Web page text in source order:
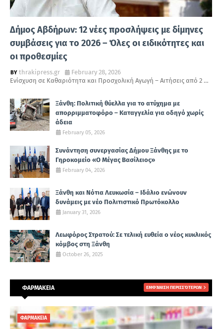
Δήμος Αβδήρων: 12 νέες προσλήψεις με δίμηνες
συμβάσεις για το 2026 – Όλες οι ειδικότητες και
οι προθεσμίες
thrakipress.gr
February 28, 2026
Ενίσχυση σε Καθαριότητα και Προσχολική Αγωγή – Αιτήσεις από 2 …
Ξάνθη: Πολιτική θύελλα για το ατύχημα με
απορριμματοφόρο – Καταγγελία για οδηγό χωρίς
άδεια
February 05, 2026
Συνάντηση συνεργασίας Δήμου Ξάνθης με το
Γηροκομείο «Ο Μέγας Βασίλειος»
February 04, 2026
Ξάνθη και Νότια Λευκωσία – Ιδάλιο ενώνουν
δυνάμεις με νέο Πολιτιστικό Πρωτόκολλο
January 31, 2026
Λεωφόρος Στρατού: Σε τελική ευθεία ο νέος κυκλικός
κόμβος στη Ξάνθη
October 26, 2025
ΦΑΡΜΑΚΕΙΑ ΕΜΦΆΝΙΣΗ ΠΕΡΙΣΣΌΤΕΡΩΝ
ΦΑΡΜΑΚΕΙΑ